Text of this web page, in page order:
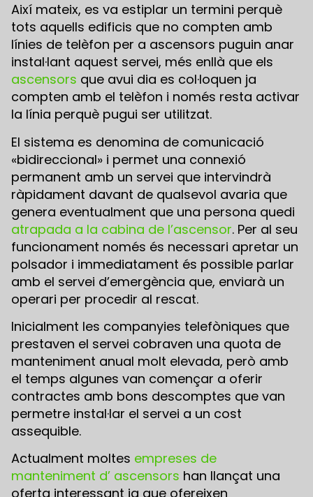
Així mateix, es va estiplar un termini perquè
tots aquells edificis que no compten amb
línies de telèfon per a ascensors puguin anar
instal·lant aquest servei, més enllà que els
ascensors que avui dia es col·loquen ja
compten amb el telèfon i només resta activar
la línia perquè pugui ser utilitzat.
El sistema es denomina de comunicació
«bidireccional» i permet una connexió
permanent amb un servei que intervindrà
ràpidament davant de qualsevol avaria que
genera eventualment que una persona quedi
atrapada a la cabina de l’ascensor. Per al seu
funcionament només és necessari apretar un
polsador i immediatament és possible parlar
amb el servei d’emergència que, enviarà un
operari per procedir al rescat.
Inicialment les companyies telefòniques que
prestaven el servei cobraven una quota de
manteniment anual molt elevada, però amb
el temps algunes van començar a oferir
contractes amb bons descomptes que van
permetre instal·lar el servei a un cost
assequible.
Actualment moltes empreses de
manteniment d’ ascensors han llançat una
oferta interessant ja que ofereixen